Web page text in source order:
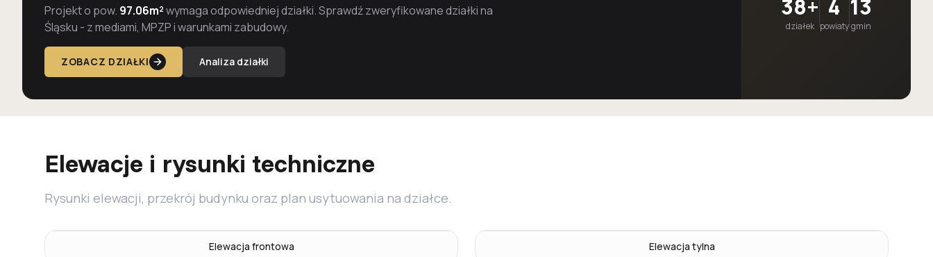
Projekt o pow. 97.06m²wymaga odpowiedniej działki. Sprawdź zweryfikowane działki na
Śląsku - z mediami, MPZP i warunkami zabudowy.
ZOBACZ DZIAŁKI Analiza działki
38+
działek
4
powiaty
13
gmin
Elewacje i rysunki techniczne
Rysunki elewacji, przekrój budynku oraz plan usytuowania na działce.
Elewacja frontowa Elewacja tylna